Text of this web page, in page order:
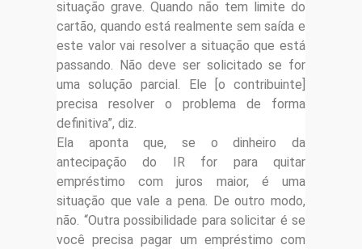
situação grave. Quando não tem limite do
cartão, quando está realmente sem saída e
este valor vai resolver a situação que está
passando. Não deve ser solicitado se for
uma solução parcial. Ele [o contribuinte]
precisa resolver o problema de forma
definitiva”, diz.
Ela aponta que, se o dinheiro da
antecipação do IR for para quitar
empréstimo com juros maior, é uma
situação que vale a pena. De outro modo,
não. “Outra possibilidade para solicitar é se
você precisa pagar um empréstimo com